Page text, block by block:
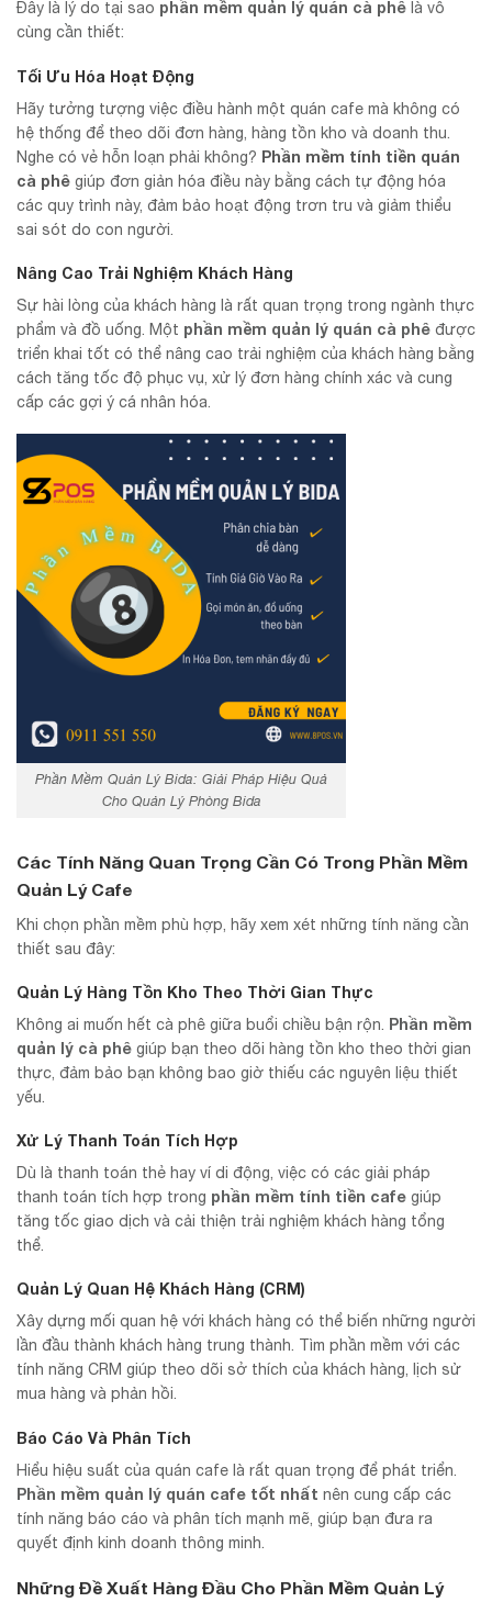
Đây là lý do tại sao phần mềm quản lý quán cà phê là vô
cùng cần thiết:
Tối Ưu Hóa Hoạt Động
Hãy tưởng tượng việc điều hành một quán cafe mà không có
hệ thống để theo dõi đơn hàng, hàng tồn kho và doanh thu.
Nghe có vẻ hỗn loạn phải không? Phần mềm tính tiền quán
cà phê giúp đơn giản hóa điều này bằng cách tự động hóa
các quy trình này, đảm bảo hoạt động trơn tru và giảm thiểu
sai sót do con người.
Nâng Cao Trải Nghiệm Khách Hàng
Sự hài lòng của khách hàng là rất quan trọng trong ngành thực
phẩm và đồ uống. Một phần mềm quản lý quán cà phê được
triển khai tốt có thể nâng cao trải nghiệm của khách hàng bằng
cách tăng tốc độ phục vụ, xử lý đơn hàng chính xác và cung
cấp các gợi ý cá nhân hóa.
Phần Mềm Quản Lý Bida: Giải Pháp Hiệu Quả
Cho Quản Lý Phòng Bida
Các Tính Năng Quan Trọng Cần Có Trong Phần Mềm
Quản Lý Cafe
Khi chọn phần mềm phù hợp, hãy xem xét những tính năng cần
thiết sau đây:
Quản Lý Hàng Tồn Kho Theo Thời Gian Thực
Không ai muốn hết cà phê giữa buổi chiều bận rộn. Phần mềm
quản lý cà phê giúp bạn theo dõi hàng tồn kho theo thời gian
thực, đảm bảo bạn không bao giờ thiếu các nguyên liệu thiết
yếu.
Xử Lý Thanh Toán Tích Hợp
Dù là thanh toán thẻ hay ví di động, việc có các giải pháp
thanh toán tích hợp trong phần mềm tính tiền cafe giúp
tăng tốc giao dịch và cải thiện trải nghiệm khách hàng tổng
thể.
Quản Lý Quan Hệ Khách Hàng (CRM)
Xây dựng mối quan hệ với khách hàng có thể biến những người
lần đầu thành khách hàng trung thành. Tìm phần mềm với các
tính năng CRM giúp theo dõi sở thích của khách hàng, lịch sử
mua hàng và phản hồi.
Báo Cáo Và Phân Tích
Hiểu hiệu suất của quán cafe là rất quan trọng để phát triển.
Phần mềm quản lý quán cafe tốt nhất nên cung cấp các
tính năng báo cáo và phân tích mạnh mẽ, giúp bạn đưa ra
quyết định kinh doanh thông minh.
Những Đề Xuất Hàng Đầu Cho Phần Mềm Quản Lý